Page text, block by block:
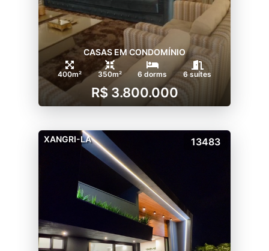
CASAS EM CONDOMÍNIO
400m² 350m² 6 dorms 6 suítes
R$ 3.800.000
XANGRI-LA 13483